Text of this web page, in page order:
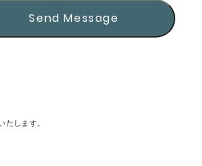
Send Message
します。